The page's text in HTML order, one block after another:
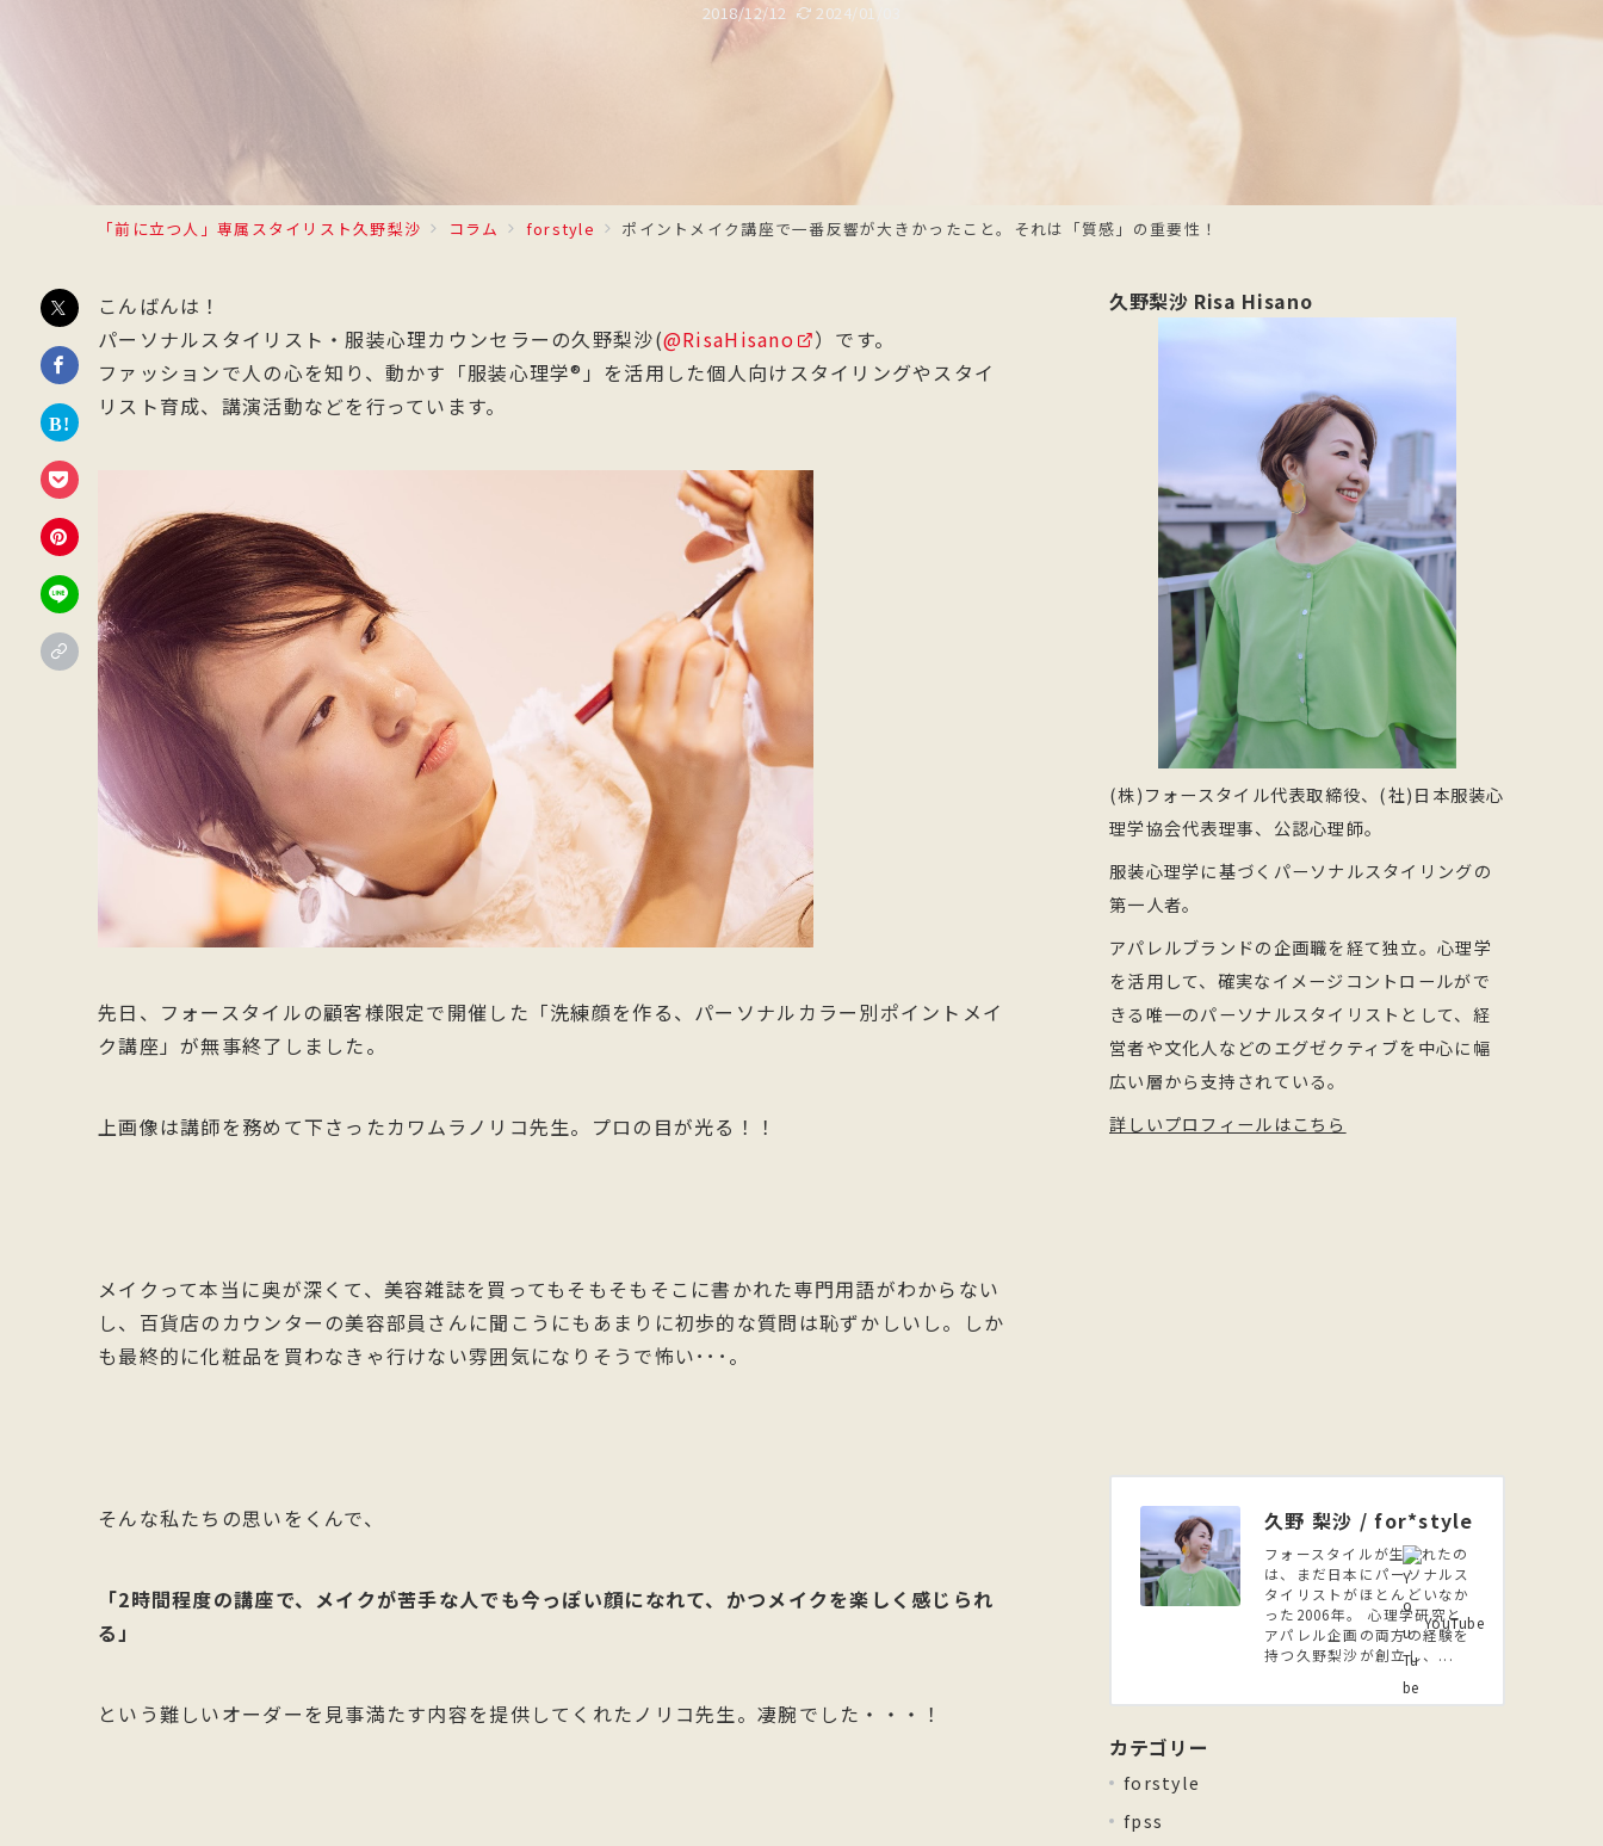
2018/12/12 2024/01/03
「前に立つ人」専属スタイリスト久野梨沙 コラム forstyle ポイントメイク講座で一番反響が大きかったこと。それは「質感」の重要性！
こんばんは！
パーソナルスタイリスト・服装心理カウンセラーの久野梨沙(@RisaHisano
）です。
ファッションで人の心を知り、動かす「服装心理学®」を活用した個人向けスタイリングやスタイ
リスト育成、講演活動などを行っています。
先日、フォースタイルの顧客様限定で開催した「洗練顔を作る、パーソナルカラー別ポイントメイ
ク講座」が無事終了しました。
上画像は講師を務めて下さったカワムラノリコ先生。プロの目が光る！！
メイクって本当に奥が深くて、美容雑誌を買ってもそもそもそこに書かれた専門用語がわからない
し、百貨店のカウンターの美容部員さんに聞こうにもあまりに初歩的な質問は恥ずかしいし。しか
も最終的に化粧品を買わなきゃ行けない雰囲気になりそうで怖い･･･。
そんな私たちの思いをくんで、
「2時間程度の講座で、メイクが苦手な人でも今っぽい顔になれて、かつメイクを楽しく感じられ
る」
という難しいオーダーを見事満たす内容を提供してくれたノリコ先生。凄腕でした・・・！
久野梨沙 Risa Hisano
(株)フォースタイル代表取締役、(社)日本服装心
理学協会代表理事、公認心理師。
服装心理学に基づくパーソナルスタイリングの
第一人者。
アパレルブランドの企画職を経て独立。心理学
を活用して、確実なイメージコントロールがで
きる唯一のパーソナルスタイリストとして、経
営者や文化人などのエグゼクティブを中心に幅
広い層から支持されている。
詳しいプロフィールはこちら
久野 梨沙 / for*style
フォースタイルが生まれたの
は、まだ日本にパーソナルス
タイリストがほとんどいなか
った2006年。 ⼼理学研究と
アパレル企画の両方の経験を
持つ久野梨沙が創立し、...
YouTube
カテゴリー
forstyle
fpss